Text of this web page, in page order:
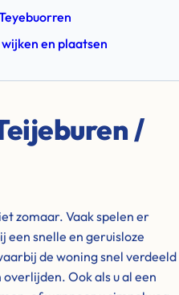
en plaatsen
/
zomaar. Vaak spelen er
snelle en geruisloze
de woning snel verdeeld
Ook als u al een